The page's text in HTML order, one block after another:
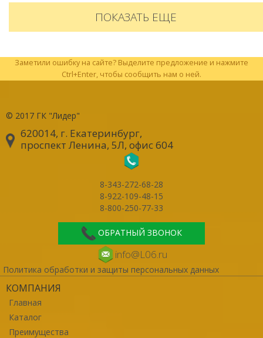
ПОКАЗАТЬ ЕЩЕ
Заметили ошибку на сайте? Выделите предложение и нажмите
Ctrl+Enter, чтобы сообщить нам о ней.
© 2017 ГК "Лидер"
620014, г. Екатеринбург,
проспект Ленина, 5Л, офис 604
8-343-272-68-28
8-922-109-48-15
8-800-250-77-33
ОБРАТНЫЙ ЗВОНОК
info@L06.ru
Политика обработки и защиты персональных данных
КОМПАНИЯ
Главная
Каталог
Преимущества